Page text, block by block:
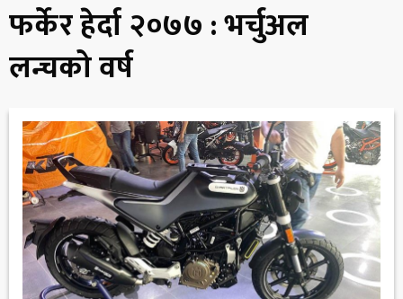
फर्केर हेर्दा २०७७ : भर्चुअल
लन्चको वर्ष